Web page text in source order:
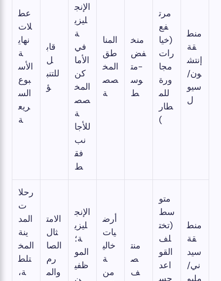
منط
قة
إنتش
ون/
سيو
ل
مرت
فع
(خيا
رات
مجا
ورة
للم
طار
)
منخ
فض
-مت
وس
ط
المنا
طق
المخ
صص
ة
الإنج
ليزي
ة
في
الأما
كن
المخ
صص
ة
للأجا
نب
فق
ط
قاب
ل
للتنب
ؤ
عط
لات
نهاي
ة
الأس
بوع
الس
ريع
ة
منط
قة
سيد
ني/
ملبو
متو
سط
(تخت
لف
القو
اعد
حس
منت
ص
ف
أرض
يات
خالي
ة
من
الإنج
ليزي
ة؛
المو
ظفي
ن
الامت
ثال
الصا
رم
والم
رحلا
ت
المد
ينة
المخ
تلط
ة،